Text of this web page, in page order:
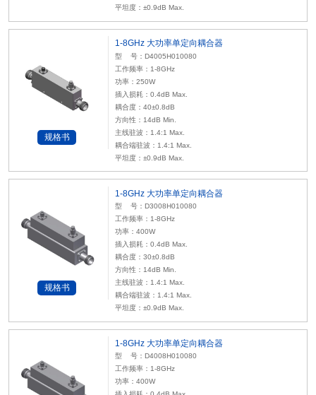
平坦度：±0.9dB Max.
规格书
1-8GHz 大功率单定向耦合器
型 号：D4005H010080
工作频率：1-8GHz
功率：250W
插入损耗：0.4dB Max.
耦合度：40±0.8dB
方向性：14dB Min.
主线驻波：1.4:1 Max.
耦合端驻波：1.4:1 Max.
平坦度：±0.9dB Max.
规格书
1-8GHz 大功率单定向耦合器
型 号：D3008H010080
工作频率：1-8GHz
功率：400W
插入损耗：0.4dB Max.
耦合度：30±0.8dB
方向性：14dB Min.
主线驻波：1.4:1 Max.
耦合端驻波：1.4:1 Max.
平坦度：±0.9dB Max.
1-8GHz 大功率单定向耦合器
型 号：D4008H010080
工作频率：1-8GHz
功率：400W